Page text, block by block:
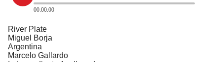
00:00:00
River Plate
Miguel Borja
Argentina
Marcelo Gallardo